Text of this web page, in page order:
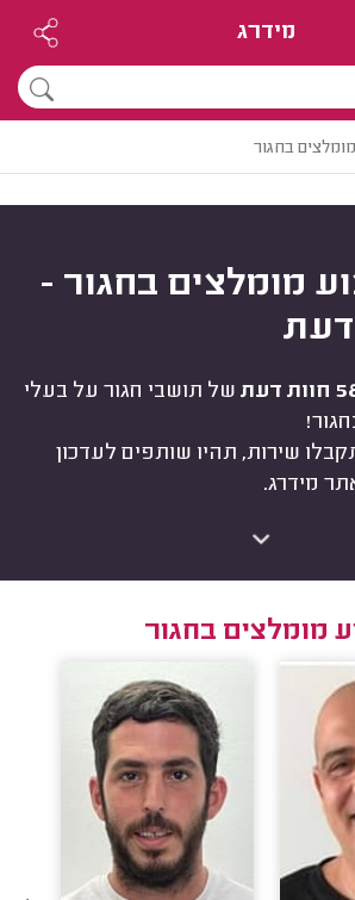
מידרג
בחגור
מומלצים בחגור -
דעת
של תושבי חגור על בעלי
שירות, תהיו שותפים לעדכון
מידרג.